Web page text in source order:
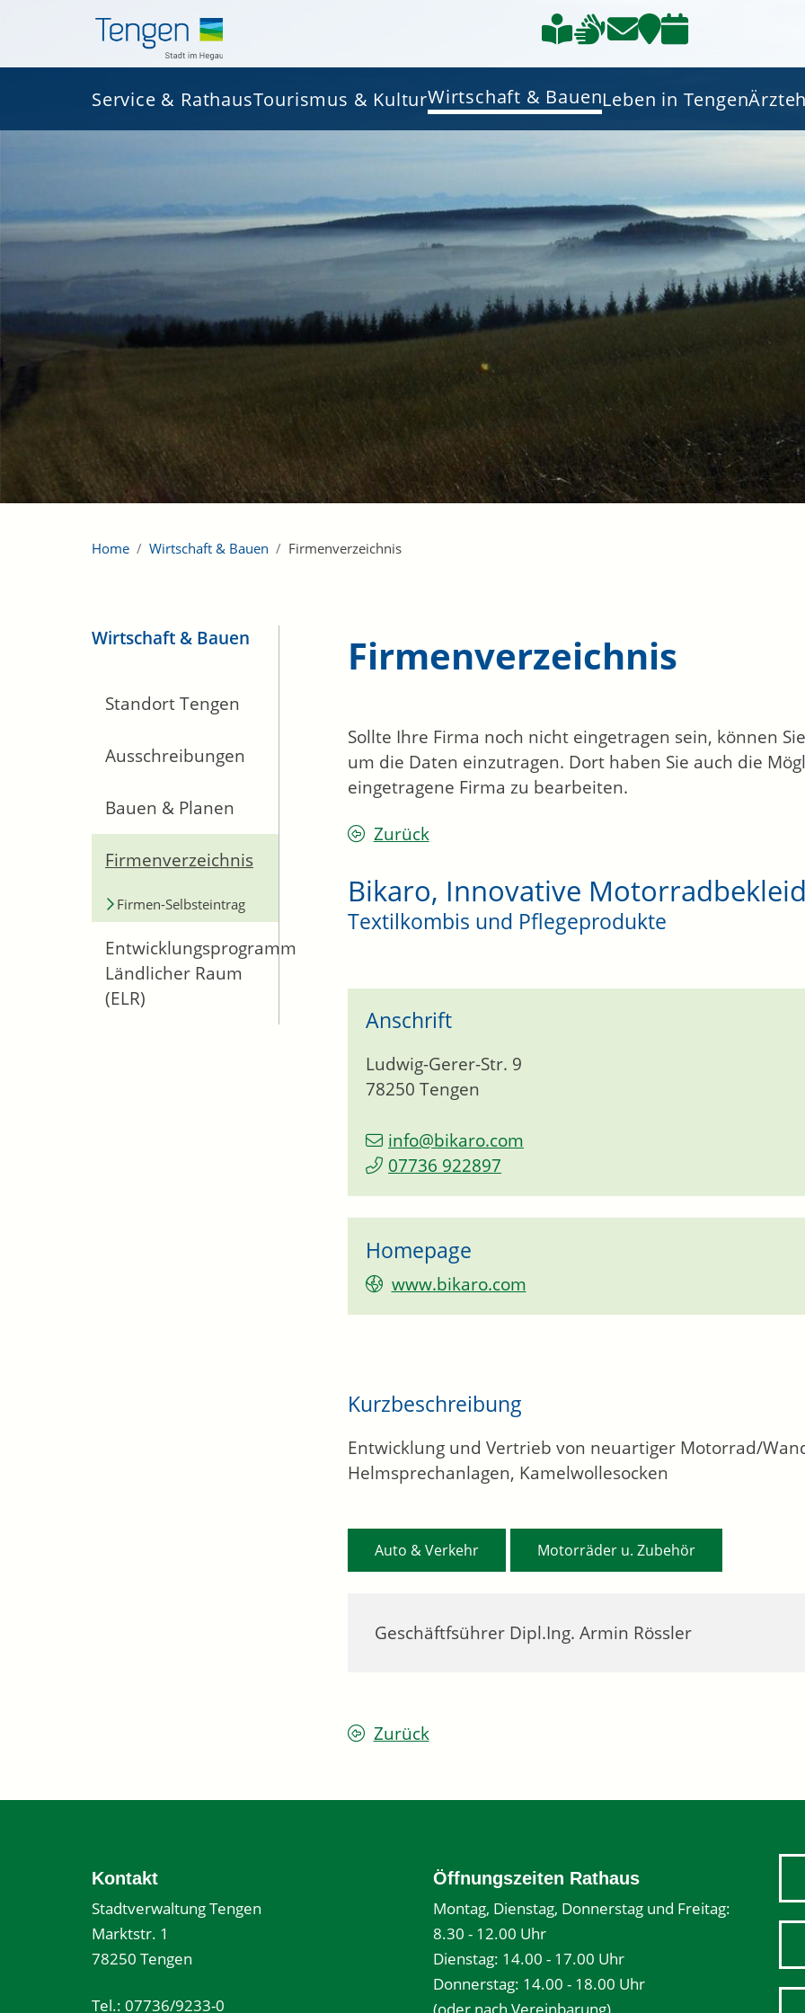
Service & RathausTourismus & KulturWirtschaft & BauenLeben in Tengen
Home Wirtschaft & Bauen Firmenverzeichnis
Wirtschaft & Bauen
Standort Tengen
Ausschreibungen
Bauen & Planen
Firmenverzeichnis
Firmen-Selbsteintrag
Entwicklungsprogramm
Ländlicher Raum
(ELR)
Firmenverzeichnis
Sollte Ihre Firma noch nicht eingetragen sein, können
um die Daten einzutragen. Dort haben Sie auch die
eingetragene Firma zu bearbeiten.
Zurück
Bikaro, Innovative
Textilkombis und Pflegeprodukte
Anschrift
Ludwig-Gerer-Str. 9
78250 Tengen
info@bikaro.com
07736 922897
Homepage
www.bikaro.com
Geschäftfsührer Dipl.Ing. Armin Rössler
Kurzbeschreibung
Entwicklung und Vertrieb von neuartiger Motorrad/
Helmsprechanlagen, Kamelwollesocken
Auto & Verkehr Motorräder u. Zubehör
Zurück
Kontakt
Stadtverwaltung Tengen
Marktstr. 1
78250 Tengen
Tel.: 07736/9233-0
Öffnungszeiten Rathaus
Montag, Dienstag, Donnerstag und Freitag:
8.30 - 12.00 Uhr
Dienstag: 14.00 - 17.00 Uhr
Donnerstag: 14.00 - 18.00 Uhr
(oder nach Vereinbarung)